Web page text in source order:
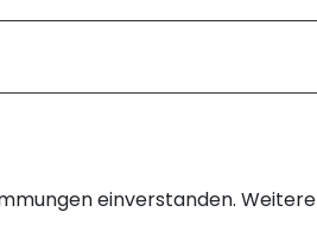
einverstanden. Weitere